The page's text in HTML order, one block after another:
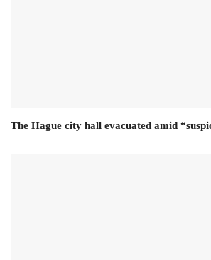
The Hague city hall evacuated amid